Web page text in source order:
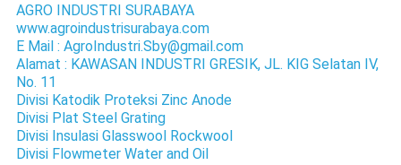
AGRO INDUSTRI SURABAYA
www.agroindustrisurabaya.com
E Mail : AgroIndustri.Sby@gmail.com
Alamat : KAWASAN INDUSTRI GRESIK, JL. KIG Selatan IV,
No. 11
Divisi Katodik Proteksi Zinc Anode
Divisi Plat Steel Grating
Divisi Insulasi Glasswool Rockwool
Divisi Flowmeter Water and Oil